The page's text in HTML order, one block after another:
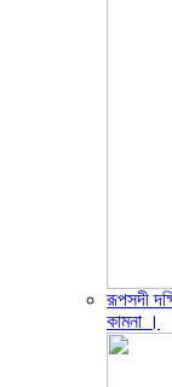
রূপসদী
কামনা ‎।